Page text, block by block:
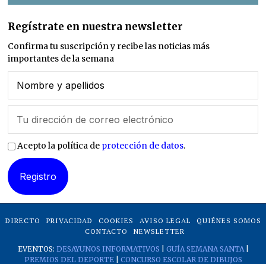
Regístrate en nuestra newsletter
Confirma tu suscripción y recibe las noticias más
importantes de la semana
Acepto la política de protección de datos.
DIRECTO PRIVACIDAD COOKIES AVISO LEGAL
QUIÉNES SOMOS
CONTACTO
NEWSLETTER
EVENTOS: DESAYUNOS INFORMATIVOS GUÍA SEMANA SANTA|
PREMIOS DEL DEPORTE| CONCURSO ESCOLAR DE DIBUJOS